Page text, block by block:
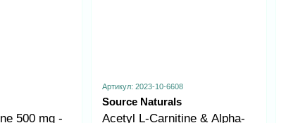
500 mg -
Артикул: 2023-10-6608
Source Naturals
Acetyl L-Carnitine & Alpha-